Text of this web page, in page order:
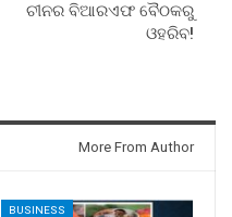
ଚୀନର ବିଆରଏଫ ବୈଠକରୁ
ଓହରିବ!
More From Author
BUSINESS